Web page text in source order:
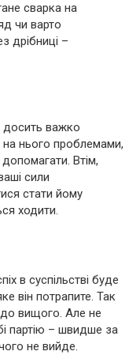
сварка на
чи варто
дрібниці –
досить важко
на нього проблемами,
Втім,
сили
стати йому
ходити.
в суспільстві буде
він потрапите. Так
вищого. Але не
партію – швидше за
не вийде.